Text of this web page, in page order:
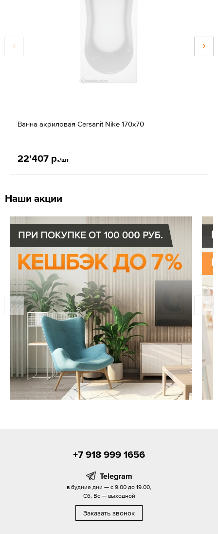
Ванна акриловая Cersanit Nike 170x70
22'407 р./шт
Наши акции
+7 918 999 1656
Telegram
в будние дни — с 9.00 до 19.00,
Сб, Вс — выходной
Заказать звонок